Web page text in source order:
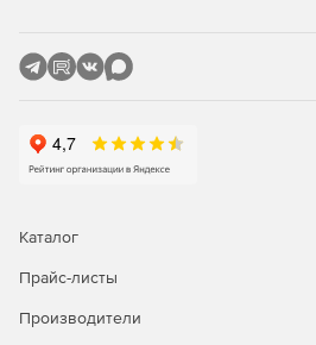
Каталог
Прайс-листы
Производители